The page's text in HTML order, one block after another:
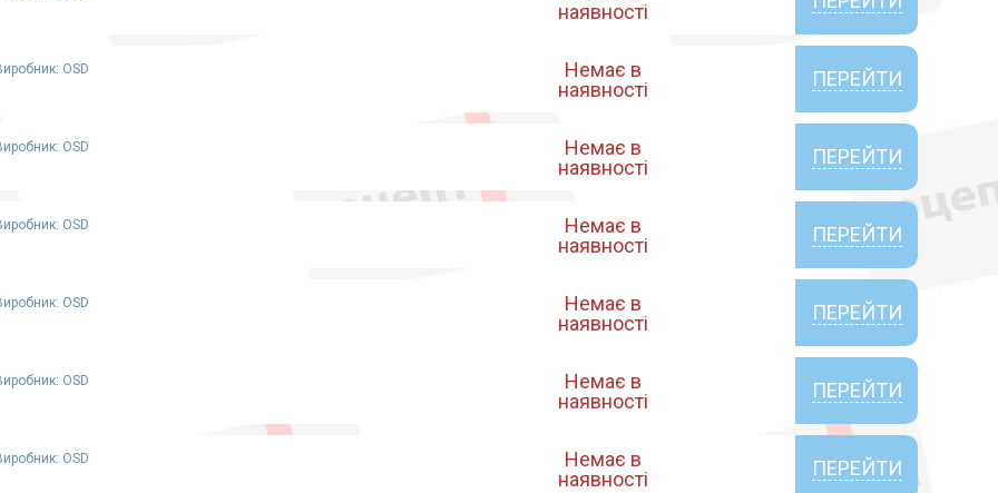
наявності
OSD
Немає в
наявності
ПЕРЕЙТИ
OSD
Немає в
наявності
ПЕРЕЙТИ
OSD
Немає в
наявності
ПЕРЕЙТИ
OSD
Немає в
наявності
ПЕРЕЙТИ
OSD
Немає в
наявності
ПЕРЕЙТИ
OSD
Немає в
наявності
ПЕРЕЙТИ